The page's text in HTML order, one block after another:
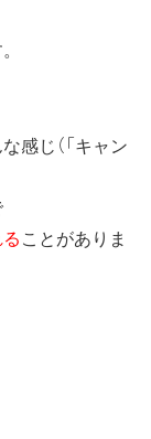
感じ（「キャン
ことがありま